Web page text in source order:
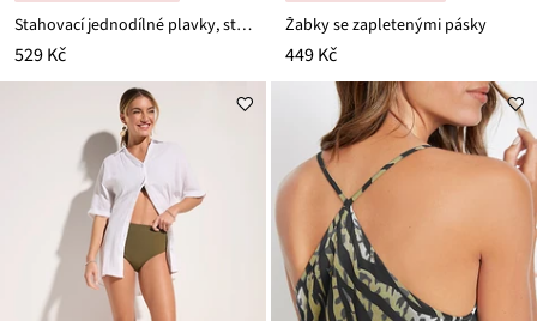
Stahovací jednodílné plavky, střední tvarující efekt
529 Kč
Žabky se zapletenými pásky
449 Kč